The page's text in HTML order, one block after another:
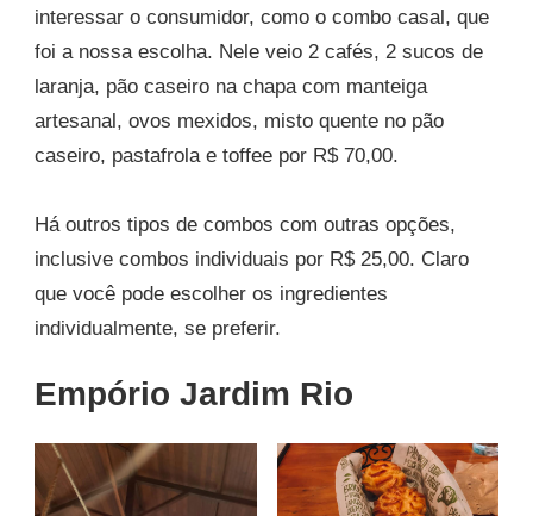
interessar o consumidor, como o combo casal, que
foi a nossa escolha. Nele veio 2 cafés, 2 sucos de
laranja, pão caseiro na chapa com manteiga
artesanal, ovos mexidos, misto quente no pão
caseiro, pastafrola e toffee por R$ 70,00.
Há outros tipos de combos com outras opções,
inclusive combos individuais por R$ 25,00. Claro
que você pode escolher os ingredientes
individualmente, se preferir.
Empório Jardim Rio